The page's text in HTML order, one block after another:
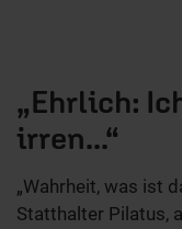
„Ehrlich:
irren...“
„Wahrheit, was ist
Statthalter Pilatus,